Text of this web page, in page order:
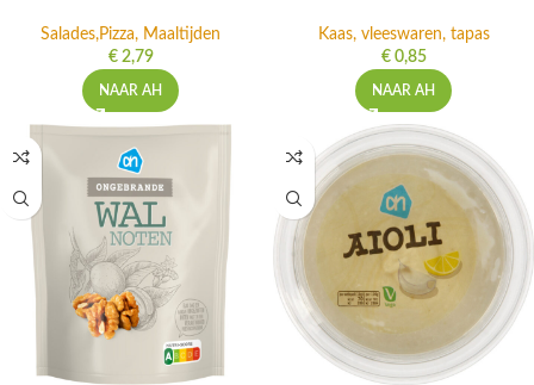
Salades,Pizza, Maaltijden
€2,79
NAAR AH
Kaas, vleeswaren, tapas
€0,85
NAAR AH